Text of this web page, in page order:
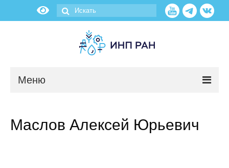
Меню
Маслов Алексей Юрьевич